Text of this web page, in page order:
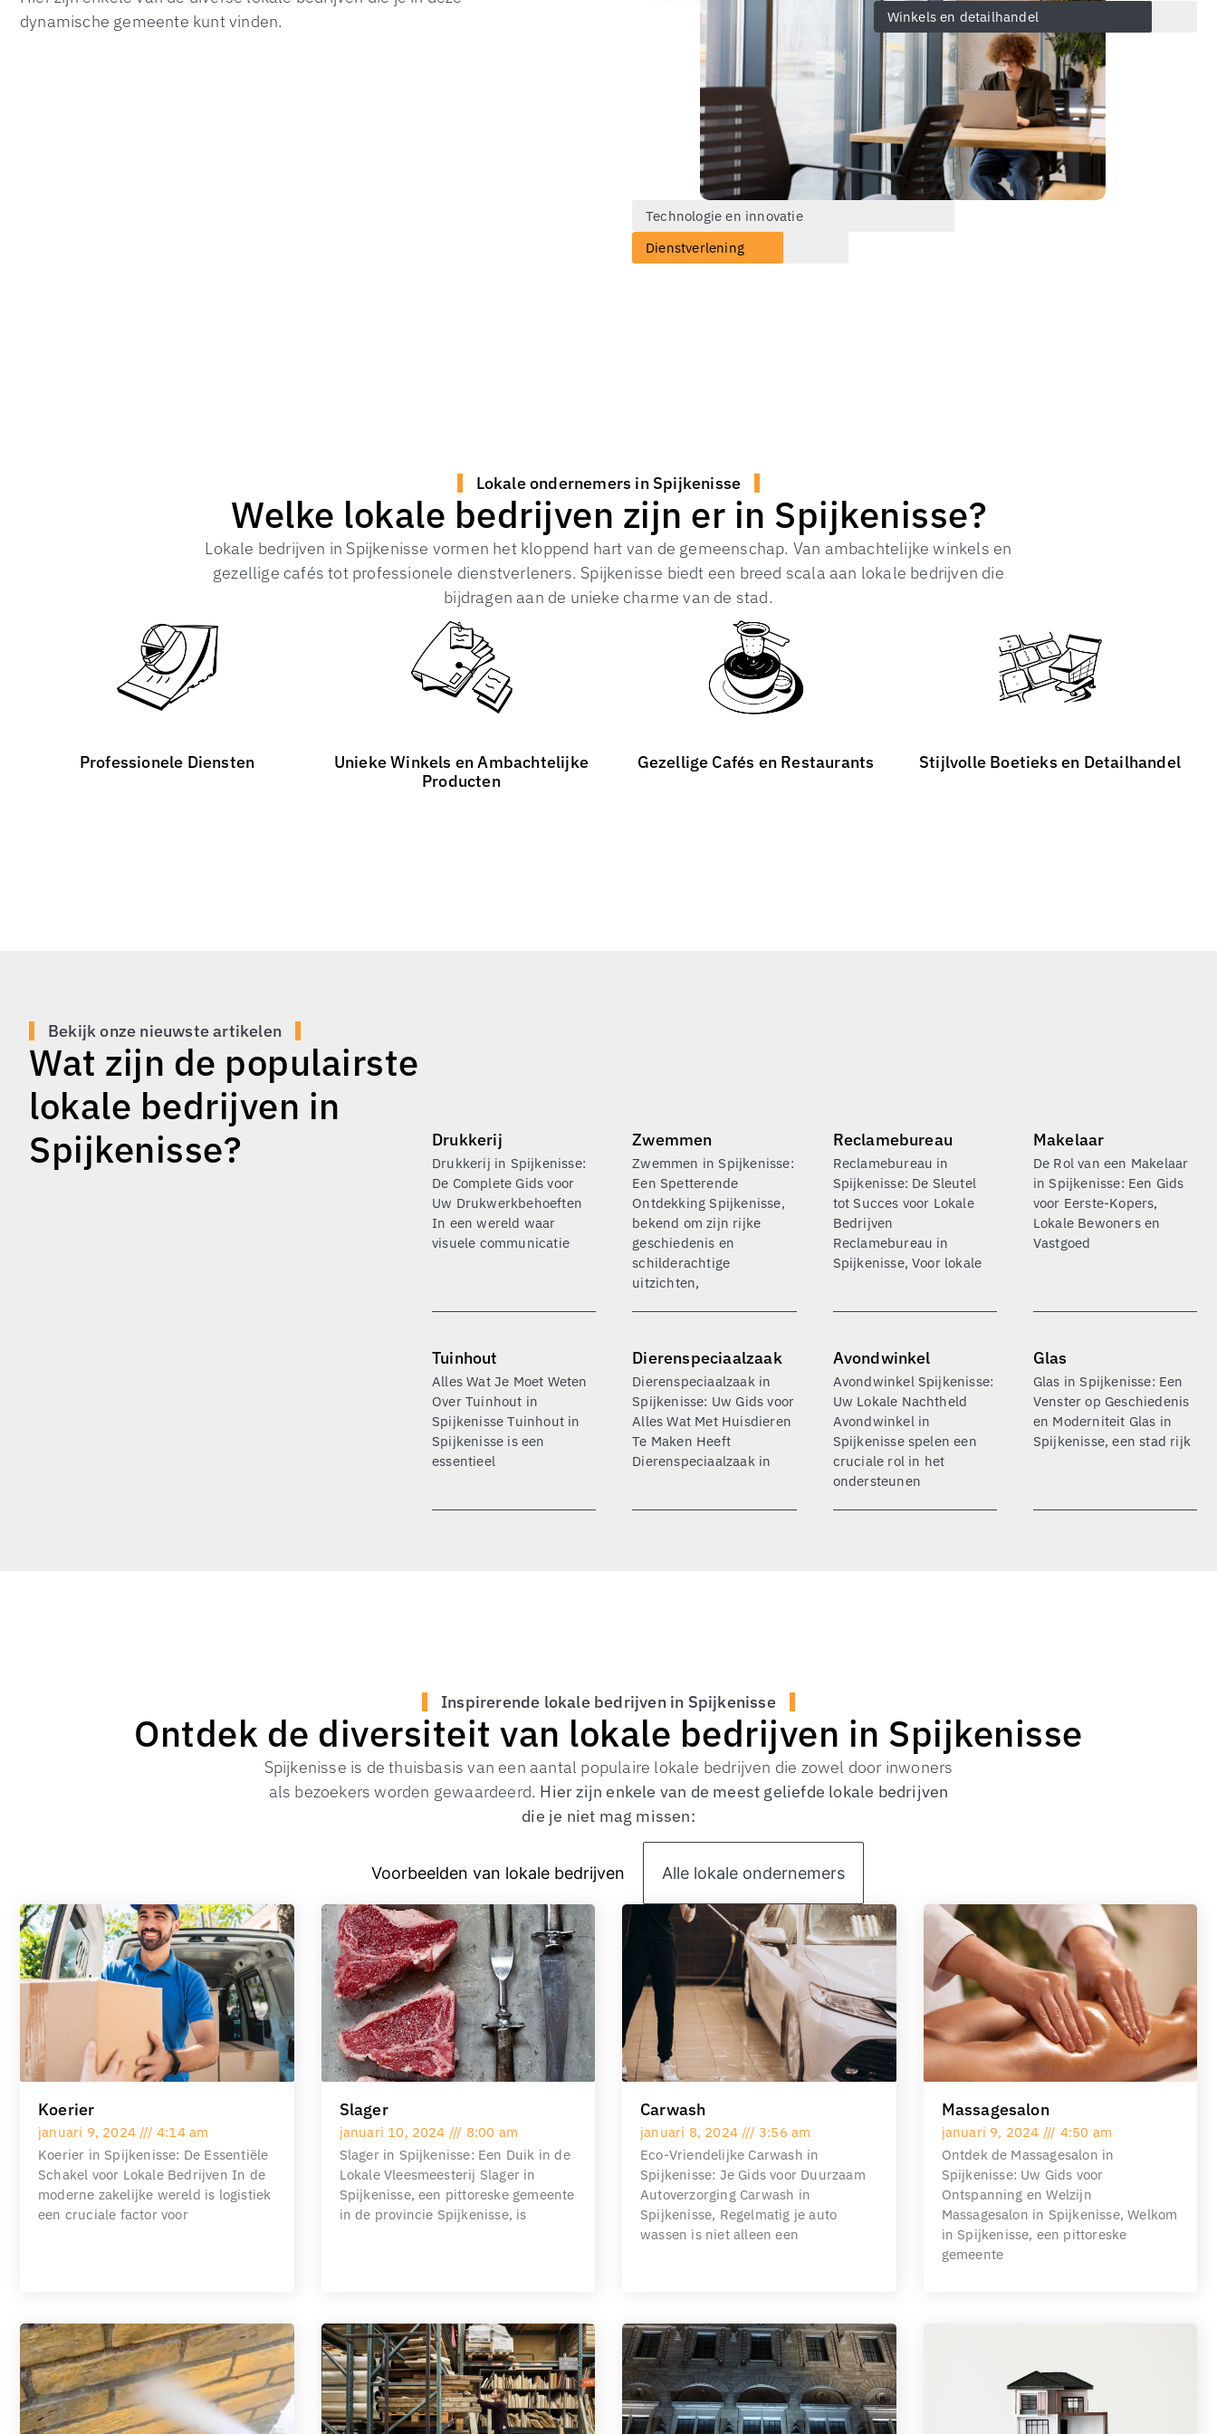
dynamische gemeente kunt vinden.
Dienstverlening
Winkels en detailhandel
Technologie en innovatie
Lokale ondernemers in Spijkenisse
Welke lokale bedrijven zijn er in Spijkenisse?
Lokale bedrijven in Spijkenisse vormen het kloppend hart van de gemeenschap. Van ambachtelijke winkels en
gezellige cafés tot professionele dienstverleners. Spijkenisse biedt een breed scala aan lokale bedrijven die
bijdragen aan de unieke charme van de stad.
Professionele Diensten
Unieke Winkels en Ambachtelijke
Producten
Gezellige Cafés en Restaurants Stijlvolle Boetieks en Detailhandel
Bekijk onze nieuwste artikelen
Wat zijn de populairste
lokale bedrijven in
Spijkenisse?
Drukkerij
Drukkerij in Spijkenisse:
De Complete Gids voor
Uw Drukwerkbehoeften
In een wereld waar
visuele communicatie
Zwemmen
Zwemmen in Spijkenisse:
Een Spetterende
Ontdekking Spijkenisse,
bekend om zijn rijke
geschiedenis en
schilderachtige
uitzichten,
Reclamebureau
Reclamebureau in
Spijkenisse: De Sleutel
tot Succes voor Lokale
Bedrijven
Reclamebureau in
Spijkenisse, Voor lokale
Makelaar
De Rol van een Makelaar
in Spijkenisse: Een Gids
voor Eerste-Kopers,
Lokale Bewoners en
Vastgoed
Tuinhout
Alles Wat Je Moet Weten
Over Tuinhout in
Spijkenisse Tuinhout in
Spijkenisse is een
essentieel
Dierenspeciaalzaak
Dierenspeciaalzaak in
Spijkenisse: Uw Gids voor
Alles Wat Met Huisdieren
Te Maken Heeft
Dierenspeciaalzaak in
Avondwinkel
Avondwinkel Spijkenisse:
Uw Lokale Nachtheld
Avondwinkel in
Spijkenisse spelen een
cruciale rol in het
ondersteunen
Glas
Glas in Spijkenisse: Een
Venster op Geschiedenis
en Moderniteit Glas in
Spijkenisse, een stad rijk
Inspirerende lokale bedrijven in Spijkenisse
Ontdek de diversiteit van lokale bedrijven in Spijkenisse
Spijkenisse is de thuisbasis van een aantal populaire lokale bedrijven die zowel door inwoners
als bezoekers worden gewaardeerd. Hier zijn enkele van de meest geliefde lokale bedrijven
die je niet mag missen:
Voorbeelden van lokale bedrijven Alle lokale ondernemers
Koerier
januari 9, 2024
4:14 am
Koerier in Spijkenisse: De Essentiële
Schakel voor Lokale Bedrijven In de
moderne zakelijke wereld is logistiek
een cruciale factor voor
Slager
januari 10, 2024
8:00 am
Slager in Spijkenisse: Een Duik in de
Lokale Vleesmeesterij Slager in
Spijkenisse, een pittoreske gemeente
in de provincie Spijkenisse, is
Carwash
januari 8, 2024
3:56 am
Eco-Vriendelijke Carwash in
Spijkenisse: Je Gids voor Duurzaam
Autoverzorging Carwash in
Spijkenisse, Regelmatig je auto
wassen is niet alleen een
Massagesalon
januari 9, 2024
4:50 am
Ontdek de Massagesalon in
Spijkenisse: Uw Gids voor
Ontspanning en Welzijn
Massagesalon in Spijkenisse, Welkom
in Spijkenisse, een pittoreske
gemeente